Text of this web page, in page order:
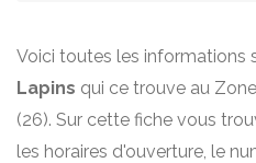
Voici toutes les informations
Lapins qui ce trouve au
(26). Sur cette fiche vous
les horaires d'ouverture, le